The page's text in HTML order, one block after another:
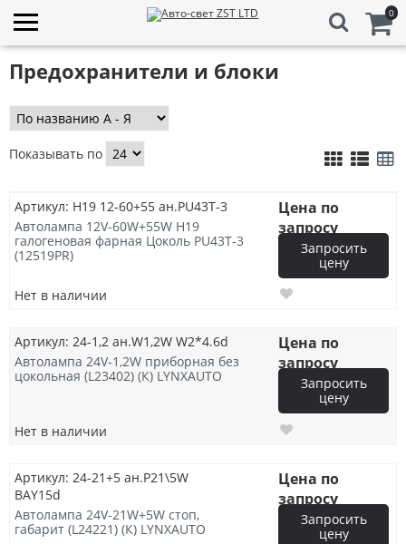
0
Предохранители и блоки
Показывать по
Артикул: H19 12-60+55 ан.PU43T-3
Автолампа 12V-60W+55W H19
галогеновая фарная Цоколь PU43T-3
(12519PR)
Нет в наличии
Цена по
запросу
Запросить
цену
Артикул: 24-1,2 ан.W1,2W W2*4.6d
Автолампа 24V-1,2W приборная без
цокольная (L23402) (К) LYNXAUTO
Нет в наличии
Цена по
запросу
Запросить
цену
Артикул: 24-21+5 ан.P21\5W
BAY15d
Автолампа 24V-21W+5W стоп,
габарит (L24221) (К) LYNXAUTO
Цена по
запросу
Запросить
цену